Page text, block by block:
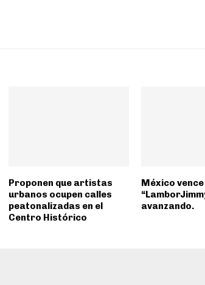
Proponen que artistas
urbanos ocupen calles
peatonalizadas en el
Centro Histórico
México
avanzando.